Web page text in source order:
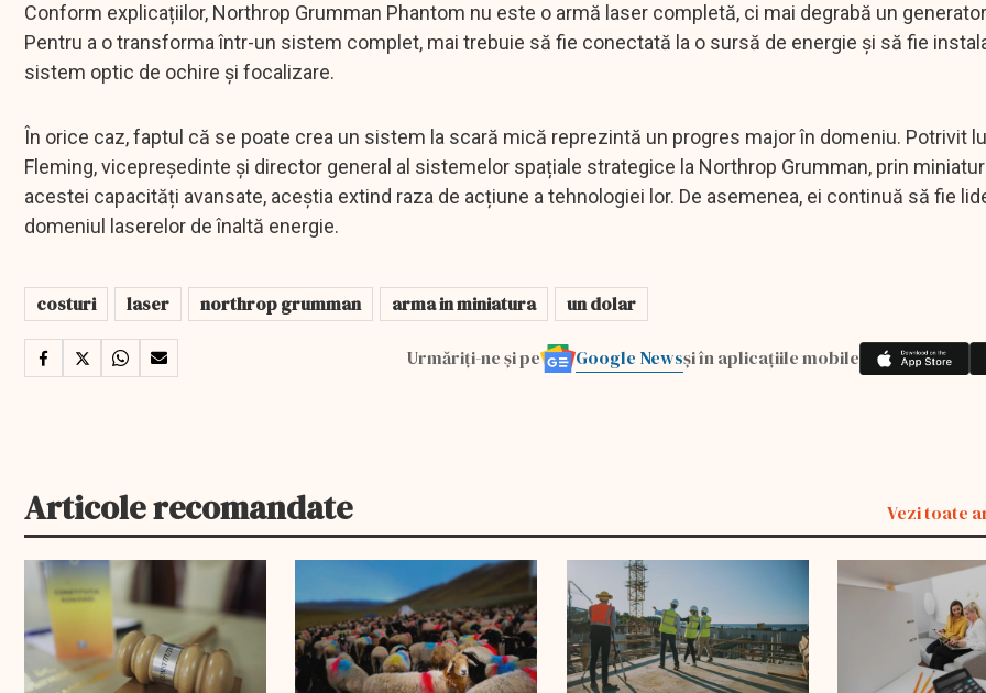
Conform explicațiilor, Northrop Grumman Phantom nu este o armă laser completă, ci mai degrabă un
Pentru a o transforma într-un sistem complet, mai trebuie să fie conectată la o sursă de energie și să fie
sistem optic de ochire și focalizare.
În orice caz, faptul că se poate crea un sistem la scară mică reprezintă un progres major în domeniu. Potrivit
Fleming, vicepreședinte și director general al sistemelor spațiale strategice la Northrop Grumman, prin
acestei capacități avansate, aceștia extind raza de acțiune a tehnologiei lor. De asemenea, ei continuă să fie
domeniul laserelor de înaltă energie.
costuri laser northrop grumman arma in miniatura un dolar
Urmăriți-ne și pe Google Newsși în aplicațiile mobile
Articole recomandate Vezi toate
EXCLUSIV